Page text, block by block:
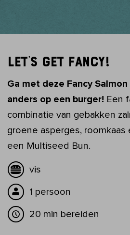
LET'S GET FANCY!
Ga met deze Fancy
anders op een burger! Een
combinatie van gebakken
groene asperges, roomkaas
een Multiseed Bun.
vis
1 persoon
20 min bereiden